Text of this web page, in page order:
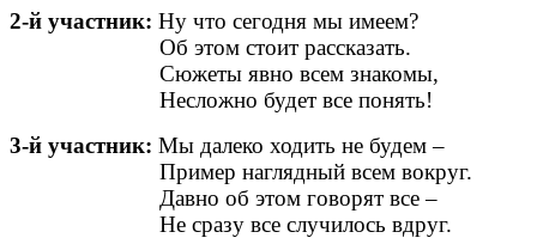
2-й участник: Ну что сегодня мы имеем?
Об этом стоит рассказать.
Сюжеты явно всем знакомы,
Несложно будет все понять!
3-й участник: Мы далеко ходить не будем –
Пример наглядный всем вокруг.
Давно об этом говорят все –
Не сразу все случилось вдруг.